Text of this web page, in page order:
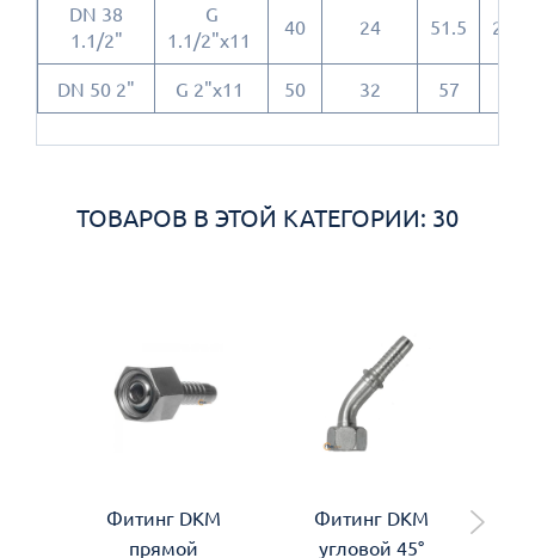
DN 38
1.1/2"
G
1.1/2"x11
40 24 51.5 26.5
DN 50 2" G 2"x11 50 32 57
ТОВАРОВ В ЭТОЙ КАТЕГОРИИ: 30
Фитинг DKM
прямой
Фитинг DKM
угловой 45°